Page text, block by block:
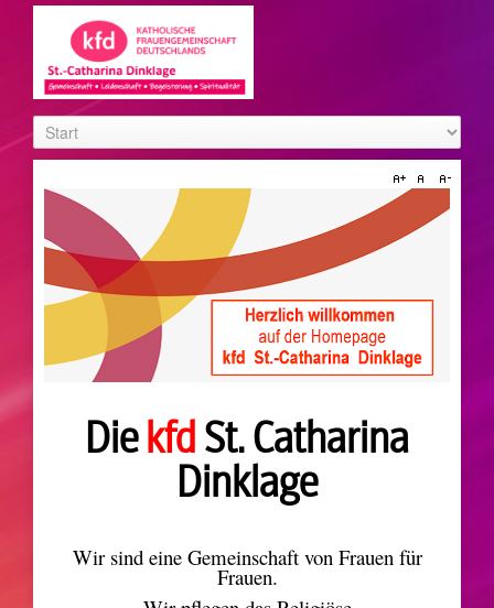
DiekfdSt. Catharina
Dinklage
Wir sind eine Gemeinschaft von Frauen für
Frauen.